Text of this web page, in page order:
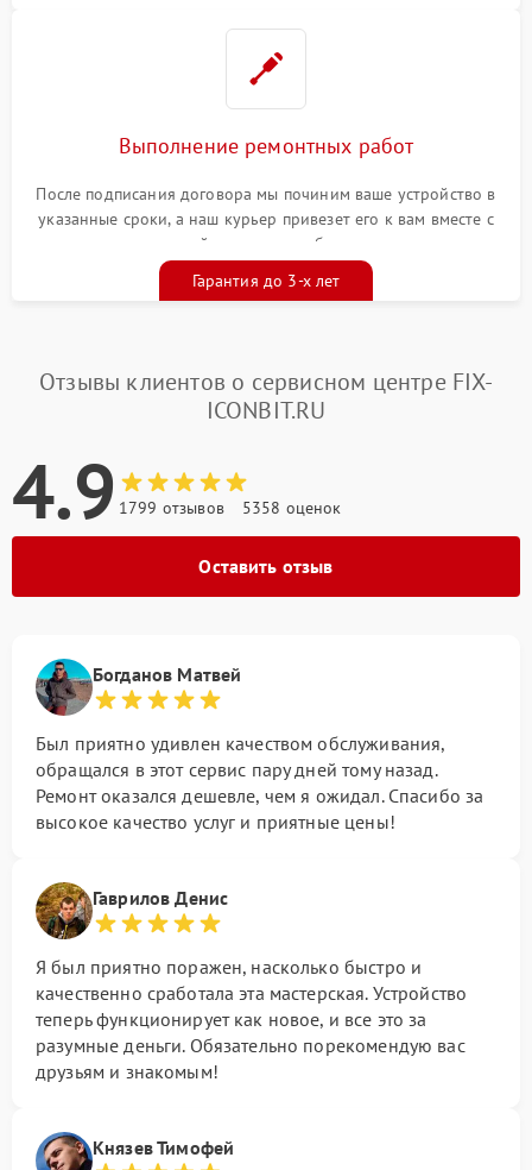
Выполнение ремонтных работ
После подписания договора мы починим ваше устройство в
указанные сроки, а наш курьер привезет его к вам вместе с
гарантийным талоном бесплатно
Гарантия до 3-х лет
Отзывы клиентов о сервисном центре FIX-
ICONBIT.RU
4.9 1799 отзывов 5358 оценок
Оставить отзыв
Богданов Матвей
Был приятно удивлен качеством обслуживания,
обращался в этот сервис пару дней тому назад.
Ремонт оказался дешевле, чем я ожидал. Спасибо за
высокое качество услуг и приятные цены!
Гаврилов Денис
Я был приятно поражен, насколько быстро и
качественно сработала эта мастерская. Устройство
теперь функционирует как новое, и все это за
разумные деньги. Обязательно порекомендую вас
друзьям и знакомым!
Князев Тимофей